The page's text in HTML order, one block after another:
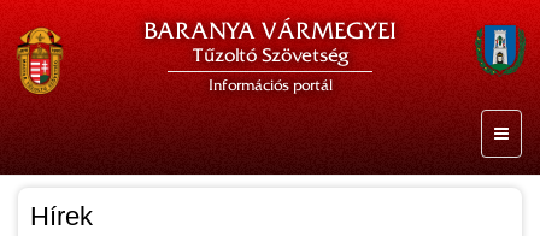
BARANYA VÁRMEGYEI
Tűzoltó Szövetség
Információs portál
Hírek